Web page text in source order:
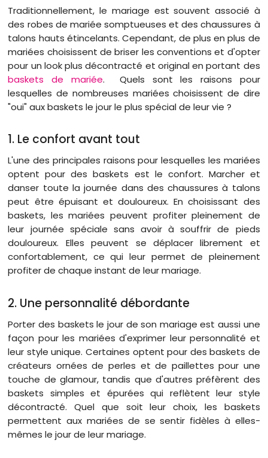
Traditionnellement, le mariage est souvent associé à
des robes de mariée somptueuses et des chaussures à
talons hauts étincelants. Cependant, de plus en plus de
mariées choisissent de briser les conventions et d'opter
pour un look plus décontracté et original en portant des
baskets de mariée. Quels sont les raisons pour
lesquelles de nombreuses mariées choisissent de dire
"oui" aux baskets le jour le plus spécial de leur vie ?
1. Le confort avant tout
L'une des principales raisons pour lesquelles les mariées
optent pour des baskets est le confort. Marcher et
danser toute la journée dans des chaussures à talons
peut être épuisant et douloureux. En choisissant des
baskets, les mariées peuvent profiter pleinement de
leur journée spéciale sans avoir à souffrir de pieds
douloureux. Elles peuvent se déplacer librement et
confortablement, ce qui leur permet de pleinement
profiter de chaque instant de leur mariage.
2. Une personnalité débordante
Porter des baskets le jour de son mariage est aussi une
façon pour les mariées d'exprimer leur personnalité et
leur style unique. Certaines optent pour des baskets de
créateurs ornées de perles et de paillettes pour une
touche de glamour, tandis que d'autres préfèrent des
baskets simples et épurées qui reflètent leur style
décontracté. Quel que soit leur choix, les baskets
permettent aux mariées de se sentir fidèles à elles-
mêmes le jour de leur mariage.